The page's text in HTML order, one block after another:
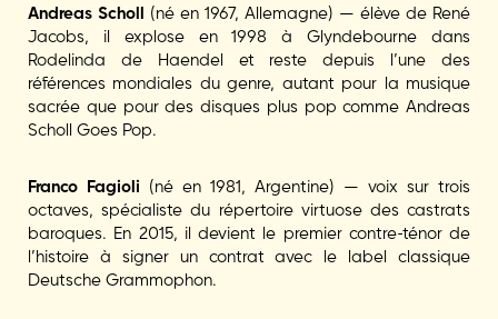
Andreas Scholl (né en 1967, Allemagne) — élève de René
Jacobs, il explose en 1998 à Glyndebourne dans
Rodelinda de Haendel et reste depuis l’une des
références mondiales du genre, autant pour la musique
sacrée que pour des disques plus pop comme Andreas
Scholl Goes Pop.
Franco Fagioli (né en 1981, Argentine) — voix sur trois
octaves, spécialiste du répertoire virtuose des castrats
baroques. En 2015, il devient le premier contre-ténor de
l’histoire à signer un contrat avec le label classique
Deutsche Grammophon.